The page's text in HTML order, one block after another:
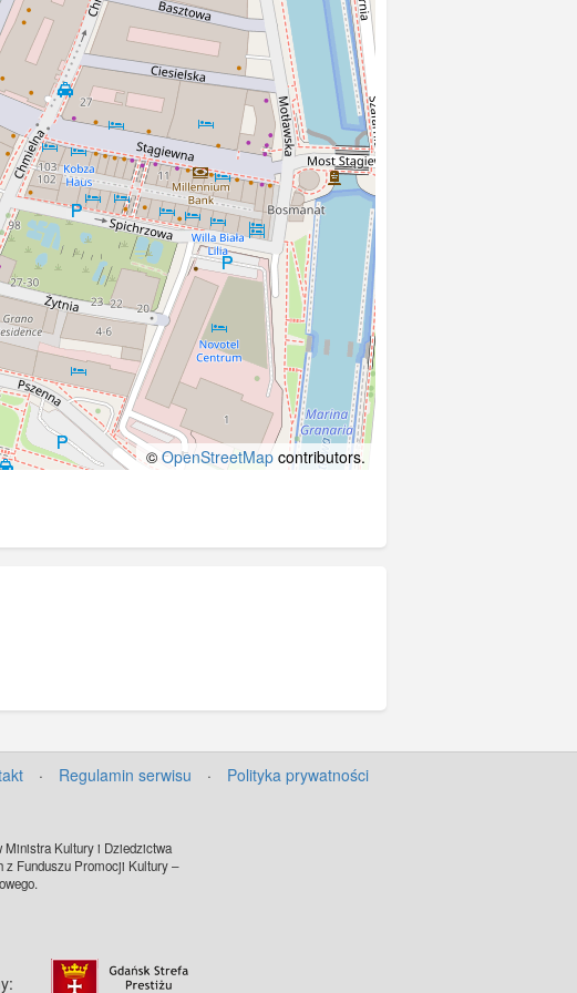
© OpenStreetMap contributors.
· Regulamin serwisu · Polityka prywatności
Ministra Kultury i Dziedzictwa
z Funduszu Promocji Kultury –